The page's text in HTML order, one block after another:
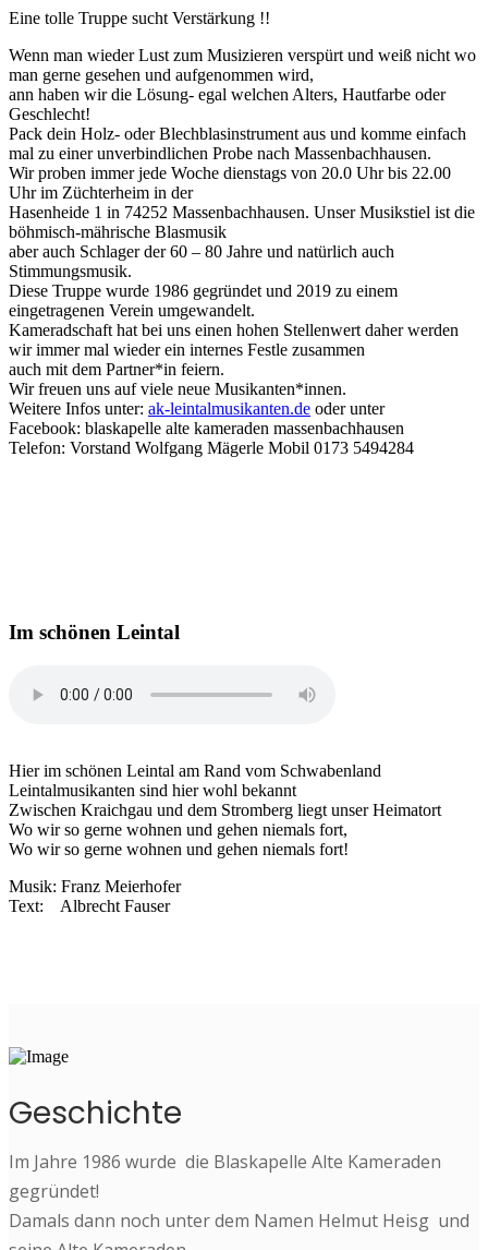
Eine tolle Truppe sucht Verstärkung !!
Wenn man wieder Lust zum Musizieren verspürt und weiß nicht wo
man gerne gesehen und aufgenommen wird,
ann haben wir die Lösung- egal welchen Alters, Hautfarbe oder
Geschlecht!
Pack dein Holz- oder Blechblasinstrument aus und komme einfach
mal zu einer unverbindlichen Probe nach Massenbachhausen.
Wir proben immer jede Woche dienstags von 20.0 Uhr bis 22.00
Uhr im Züchterheim in der
Hasenheide 1 in 74252 Massenbachhausen. Unser Musikstiel ist die
böhmisch-mährische Blasmusik
aber auch Schlager der 60 – 80 Jahre und natürlich auch
Stimmungsmusik.
Diese Truppe wurde 1986 gegründet und 2019 zu einem
eingetragenen Verein umgewandelt.
Kameradschaft hat bei uns einen hohen Stellenwert daher werden
wir immer mal wieder ein internes Festle zusammen
auch mit dem Partner*in feiern.
Wir freuen uns auf viele neue Musikanten*innen.
Weitere Infos unter: ak-leintalmusikanten.de oder unter
Facebook: blaskapelle alte kameraden massenbachhausen
Telefon: Vorstand Wolfgang Mägerle Mobil 0173 5494284
Im schönen Leintal
Hier im schönen Leintal am Rand vom Schwabenland
Leintalmusikanten sind hier wohl bekannt
Zwischen Kraichgau und dem Stromberg liegt unser Heimatort
Wo wir so gerne wohnen und gehen niemals fort,
Wo wir so gerne wohnen und gehen niemals fort!
Musik: Franz Meierhofer
Text: Albrecht Fauser
Geschichte
Im Jahre 1986 wurde die Blaskapelle Alte Kameraden
gegründet!
Damals dann noch unter dem Namen Helmut Heisg und